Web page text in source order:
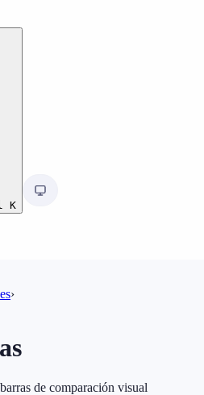
K
›
de comparación visual